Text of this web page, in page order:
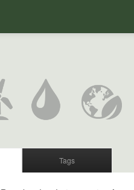
Tags